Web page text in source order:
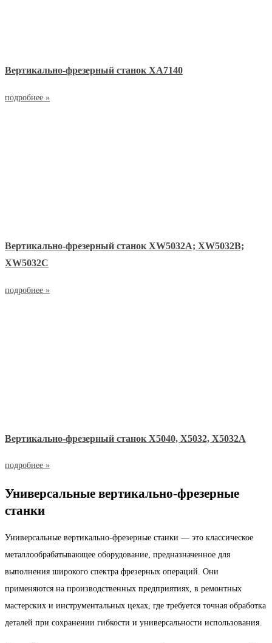
Вертикально-фрезерный станок ХА7140
подробнее »
Вертикально-фрезерный станок ХW5032А; ХW5032В;
ХW5032С
подробнее »
Вертикально-фрезерный станок Х5040, Х5032, Х5032А
подробнее »
Универсальные вертикально-фрезерные
станки
Универсальные вертикально-фрезерные станки — это классическое
металлообрабатывающее оборудование, предназначенное для
выполнения широкого спектра фрезерных операций. Они
применяются на производственных предприятиях, в ремонтных
мастерских и инструментальных цехах, где требуется точная обработка
деталей при сохранении гибкости и универсальности использования.